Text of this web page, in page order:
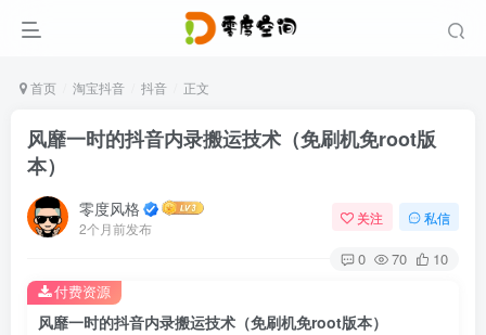
首页 淘宝抖音 抖音 正文
风靡一时的抖音内录搬运技术（免刷机免root版
本）
零度风格
2个月前发布
关注 私信
0 70 10
风靡一时的抖音内录搬运技术（免刷机免root版本）
付费资源